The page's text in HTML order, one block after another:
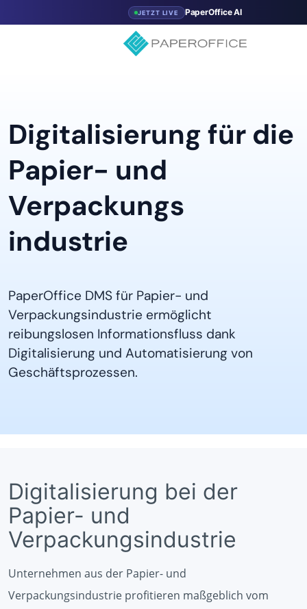
JETZT LIVE PaperOffice AI
Digitalisierung für die
Papier- und
Verpackungs
industrie
PaperOffice DMS für Papier- und
Verpackungsindustrie ermöglicht
reibungslosen Informationsfluss dank
Digitalisierung und Automatisierung von
Geschäftsprozessen.
Digitalisierung bei der
Papier- und
Verpackungsindustrie
Unternehmen aus der Papier- und
Verpackungsindustrie profitieren maßgeblich vom